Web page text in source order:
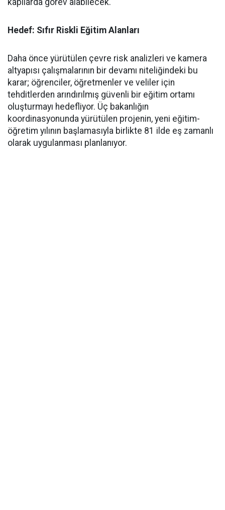
kapılarda görev alabilecek.
Hedef: Sıfır Riskli Eğitim Alanları
​Daha önce yürütülen çevre risk analizleri ve kamera
altyapısı çalışmalarının bir devamı niteliğindeki bu
karar; öğrenciler, öğretmenler ve veliler için
tehditlerden arındırılmış güvenli bir eğitim ortamı
oluşturmayı hedefliyor. Üç bakanlığın
koordinasyonunda yürütülen projenin, yeni eğitim-
öğretim yılının başlamasıyla birlikte 81 ilde eş zamanlı
olarak uygulanması planlanıyor.